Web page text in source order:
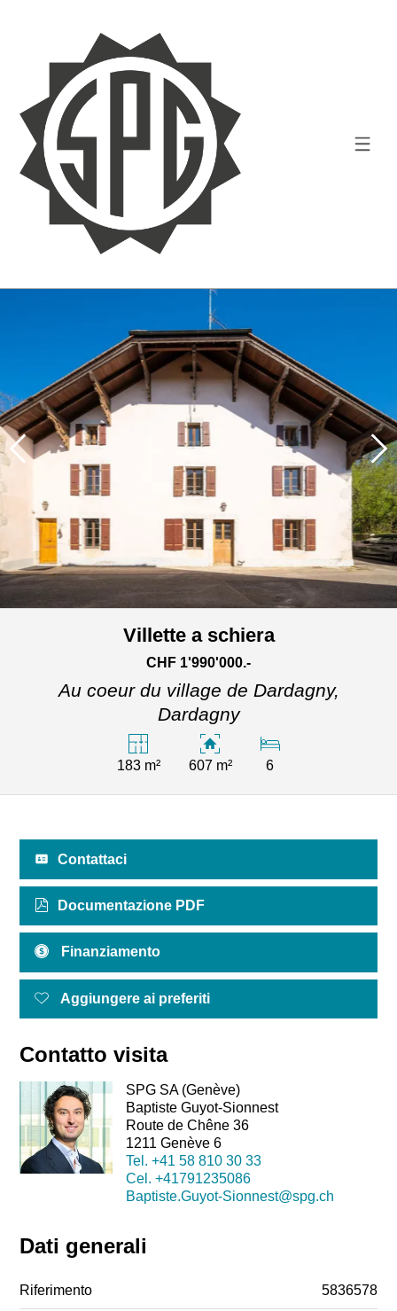
Villette a schiera
CHF 1'990'000.-
Au coeur du village de Dardagny,
Dardagny
183 m² 607 m² 6
Contattaci
Documentazione PDF
Finanziamento
Aggiungere ai preferiti
Contatto visita
SPG SA (Genève)
Baptiste Guyot-Sionnest
Route de Chêne 36
1211 Genève 6
Tel. +41 58 810 30 33
Cel. +41791235086
Baptiste.Guyot-Sionnest@spg.ch
Dati generali
Riferimento 5836578